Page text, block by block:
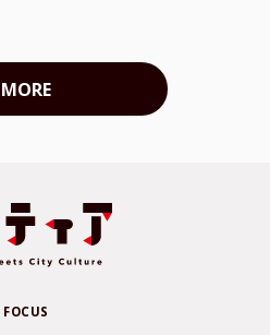
MORE
FOCUS